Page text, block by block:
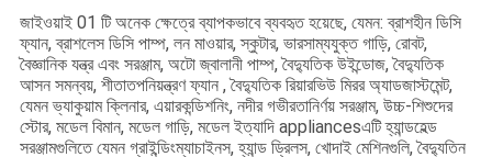
জাইওয়াই 01 টি অনেক ক্ষেত্রে ব্যাপকভাবে ব্যবহৃত হয়েছে, যেমন: ব্রাশহীন ডিসি
ফ্যান, ব্রাশলেস ডিসি পাম্প, লন মাওয়ার, স্কুটার, ভারসাম্যযুক্ত গাড়ি, রোবট,
বৈজ্ঞানিক যন্ত্র এবং সরঞ্জাম, অটো জ্বালানী পাম্প, বৈদ্যুতিক উইন্ডোজ, বৈদ্যুতিক
আসন সমন্বয়, শীতাতপনিয়ন্ত্রণ ফ্যান , বৈদ্যুতিক রিয়ারভিউ মিরর অ্যাডজাস্টমেন্ট,
যেমন ভ্যাকুয়াম ক্লিনার, এয়ারকন্ডিশনিং, নদীর গভীরতানির্ণয় সরঞ্জাম, উচ্চ-শিশুদের
স্টোর, মডেল বিমান, মডেল গাড়ি, মডেল ইত্যাদি appliancesএটি হ্যান্ডহেল্ড
সরঞ্জামগুলিতে যেমন গ্রাইন্ডিংম্যাচাইনস, হ্যান্ড ড্রিলস, খোদাই মেশিনগুলি, বৈদ্যুতিন